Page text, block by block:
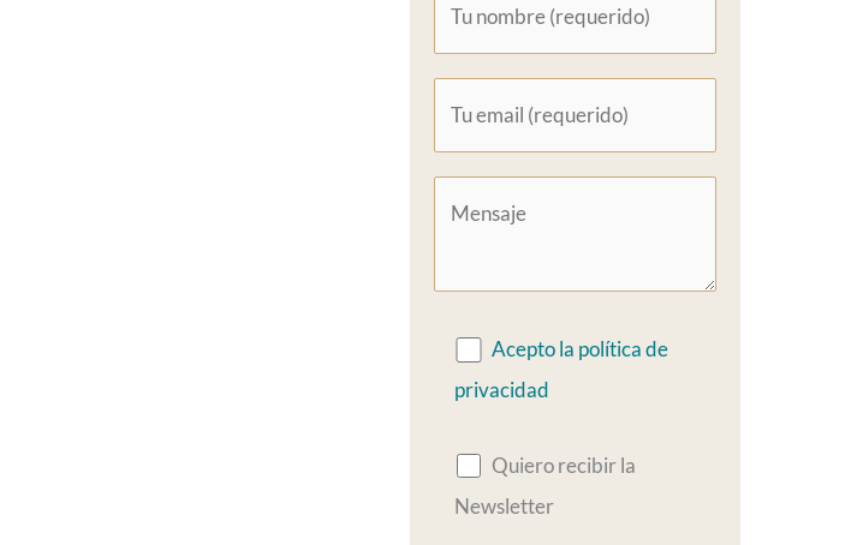
Acepto la política de
privacidad
Quiero recibir la
Newsletter